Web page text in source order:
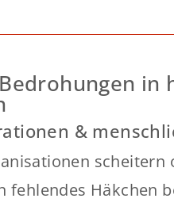
in
&
scheitern
fehlendes Häkchen